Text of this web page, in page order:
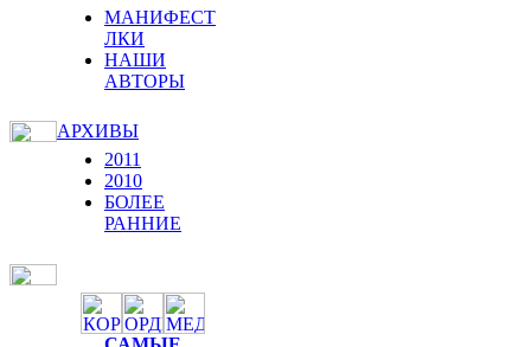
МАНИФЕСТ
ЛКИ
НАШИ
АВТОРЫ
АРХИВЫ
2011
2010
БОЛЕЕ
РАННИЕ